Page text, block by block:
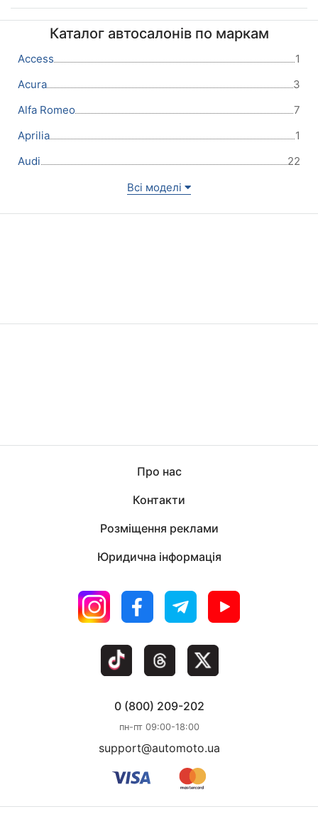
Каталог автосалонів по маркам
Access
1
Acura
3
Alfa Romeo
7
Aprilia
1
Audi
22
Всі моделі
Про нас
Контакти
Розміщення реклами
Юридична інформація
0 (800) 209-202
пн-пт 09:00-18:00
support@automoto.ua